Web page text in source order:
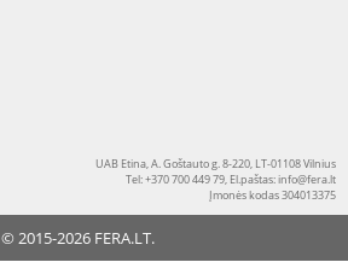
UAB Etina, A. Goštauto g. 8-220, LT-01108 Vilnius
Tel: +370 700 449 79, El.paštas:info@fera.lt
Įmonės kodas 304013375
© 2015-2026 FERA.LT.